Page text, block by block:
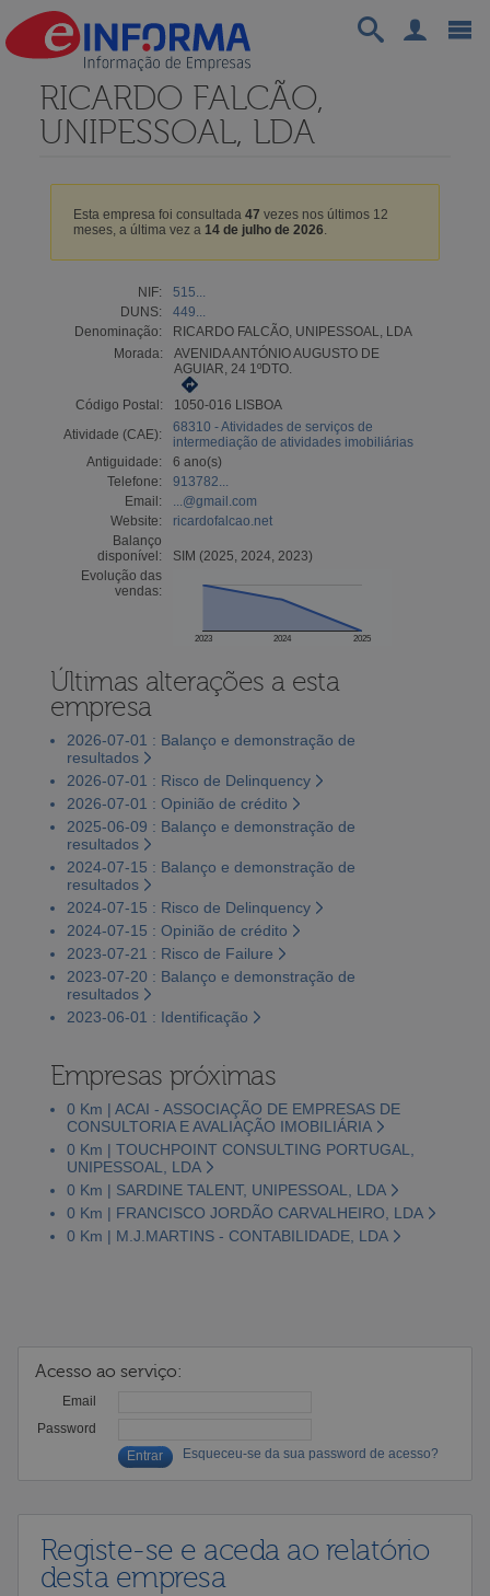
RICARDO FALCÃO,
UNIPESSOAL, LDA
Esta empresa foi consultada 47 vezes nos últimos 12
meses, a última vez a 14 de julho de 2026.
NIF:
515...
DUNS:
449...
Denominação:
RICARDO FALCÃO, UNIPESSOAL, LDA
Morada:
AVENIDA ANTÓNIO AUGUSTO DE
AGUIAR, 24 1ºDTO.
Código Postal:
1050-016 LISBOA
Atividade (CAE):
68310 - Atividades de serviços de
intermediação de atividades imobiliárias
Antiguidade:
6 ano(s)
Telefone:
913782...
Email:
...@gmail.com
Website:
ricardofalcao.net
Balanço
disponível:
SIM (2025, 2024, 2023)
Evolução das
vendas:
2023 2024 2025
Últimas alterações a esta
empresa
2026-07-01 : Balanço e demonstração de
resultados
2026-07-01 : Risco de Delinquency
2026-07-01 : Opinião de crédito
2025-06-09 : Balanço e demonstração de
resultados
2024-07-15 : Balanço e demonstração de
resultados
2024-07-15 : Risco de Delinquency
2024-07-15 : Opinião de crédito
2023-07-21 : Risco de Failure
2023-07-20 : Balanço e demonstração de
resultados
2023-06-01 : Identificação
Empresas próximas
0 Km | ACAI - ASSOCIAÇÃO DE EMPRESAS DE
CONSULTORIA E AVALIAÇÃO IMOBILIÁRIA
0 Km | TOUCHPOINT CONSULTING PORTUGAL,
UNIPESSOAL, LDA
0 Km | SARDINE TALENT, UNIPESSOAL, LDA
0 Km | FRANCISCO JORDÃO CARVALHEIRO, LDA
0 Km | M.J.MARTINS - CONTABILIDADE, LDA
Acesso ao serviço:
Email
Password
Esqueceu-se da sua password de acesso?
Registe-se e aceda ao relatório
desta empresa